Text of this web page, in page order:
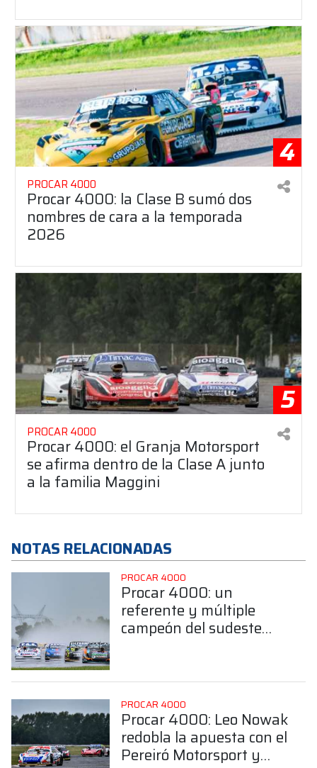
4
PROCAR 4000
Procar 4000: la Clase B sumó dos
nombres de cara a la temporada
2026
5
PROCAR 4000
Procar 4000: el Granja Motorsport
se afirma dentro de la Clase A junto
a la familia Maggini
NOTAS RELACIONADAS
PROCAR 4000
Procar 4000: un
referente y múltiple
campeón del sudeste
PROCAR 4000
Procar 4000: Leo Nowak
redobla la apuesta con el
Pereiró Motorsport y